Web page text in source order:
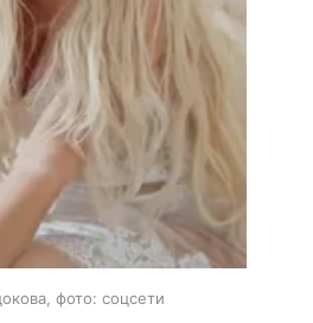
фото: соцсети